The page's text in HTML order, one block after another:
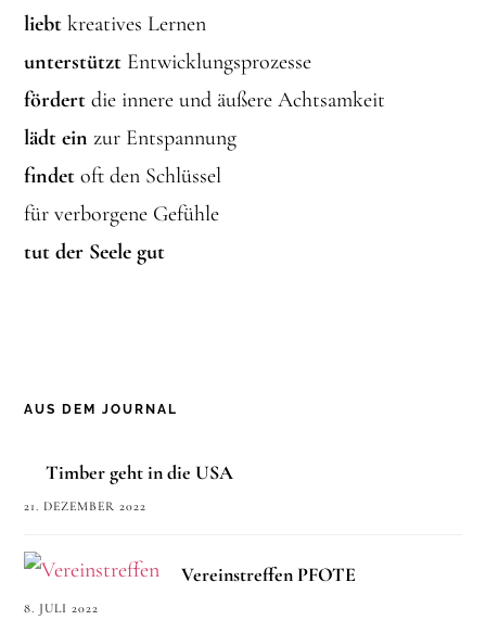
liebt kreatives Lernen
unterstützt Entwicklungsprozesse
fördert die innere und äußere Achtsamkeit
lädt ein zur Entspannung
findet oft den Schlüssel
für verborgene Gefühle
tut der Seele gut
AUS DEM JOURNAL
Timber geht in die USA
21. DEZEMBER 2022
Vereinstreffen PFOTE
8. JULI 2022